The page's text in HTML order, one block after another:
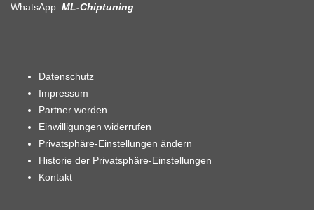
WhatsApp: ML-Chiptuning
Datenschutz
Impressum
Partner werden
Einwilligungen widerrufen
Privatsphäre-Einstellungen ändern
Historie der Privatsphäre-Einstellungen
Kontakt